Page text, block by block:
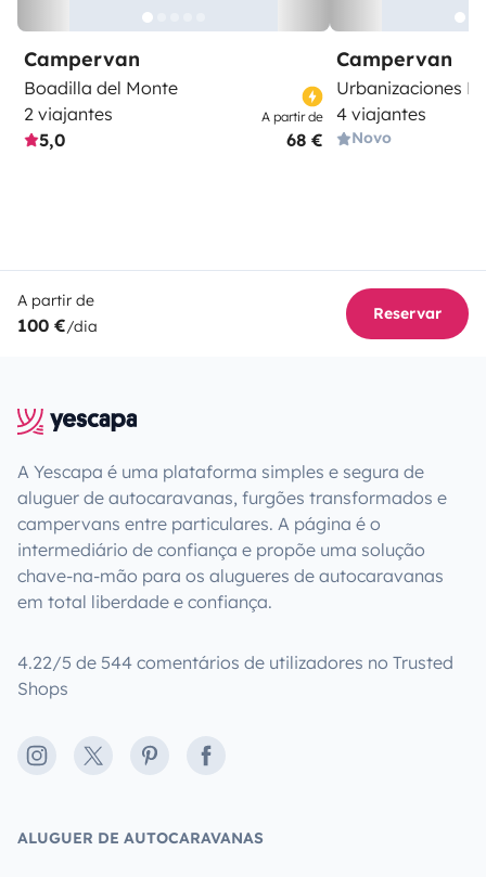
Campervan
Boadilla del Monte
2 viajantes
5,0
A partir de
68 €
Campervan
Urbanizaciones
4 viajantes
Novo
A partir de
100 €/dia
Reservar
A Yescapa é uma plataforma simples e segura de
aluguer de autocaravanas, furgões transformados e
campervans entre particulares. A página é o
intermediário de confiança e propõe uma solução
chave-na-mão para os alugueres de autocaravanas
em total liberdade e confiança.
4.22/5 de 544 comentários de utilizadores no Trusted
Shops
Instagram
X PinterestFacebook
ALUGUER DE AUTOCARAVANAS